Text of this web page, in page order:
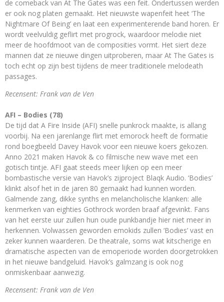
de comeback van At The Gates was een feit. Ondertussen werden
er ook nog platen gemaakt. Het nieuwste wapenfeit heet ‘The
Nightmare Of Being’ en laat een experimenterende band horen. Er
wordt veelvuldig geflirt met progrock, waardoor melodie niet
meer de hoofdmoot van de composities vormt. Het siert deze
mannen dat ze nieuwe dingen uitproberen, maar At The Gates is
toch echt op zijn best tijdens de meer traditionele melodeath
passages.
Recensent: Frank van de Ven
AFI – Bodies (78)
De tijd dat A Fire Inside (AFI) snelle punkrock maakte, is allang
voorbij. Na een jarenlange flirt met emorock heeft de formatie
rond boegbeeld Davey Havok voor een nieuwe koers gekozen.
Anno 2021 maken Havok & co filmische new wave met een
gotisch tintje. AFI gaat steeds meer lijken op een meer
bombastische versie van Havok’s zijproject Blaqk Audio. ‘Bodies’
klinkt alsof het in de jaren 80 gemaakt had kunnen worden.
Galmende zang, dikke synths en melancholische klanken: alle
kenmerken van eighties Gothrock worden braaf afgevinkt. Fans
van het eerste uur zullen hun oude punkbandje hier niet meer in
herkennen. Volwassen geworden emokids zullen ‘Bodies’ vast en
zeker kunnen waarderen. De theatrale, soms wat kitscherige en
dramatische aspecten van de emoperiode worden doorgetrokken
in het nieuwe bandgeluid. Havok’s galmzang is ook nog
onmiskenbaar aanwezig.
Recensent: Frank van de Ven